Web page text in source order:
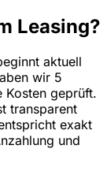
Leasing?
aktuell
wir 5
Kosten geprüft.
transparent
exakt
und